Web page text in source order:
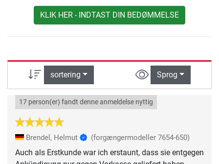
KLIK HER - INDTAST DIN BEDØMMELSE
sortering Sprog
17 person(er) fandt denne anmeldelse nyttig
Brendel, Helmut (forgængermodeller 7654-650)
Auch als Erstkunde war ich erstaunt, dass sie entgegen